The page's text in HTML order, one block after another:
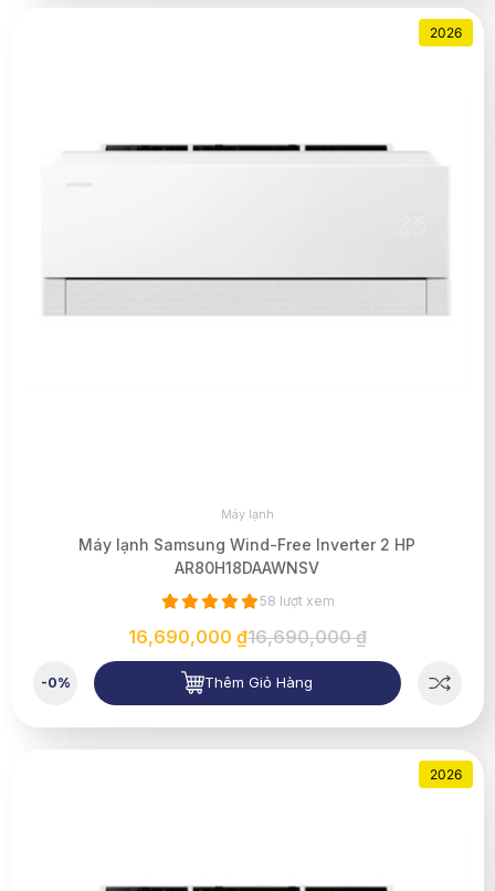
2026
Máy lạnh
Máy lạnh Samsung Wind-Free Inverter 2 HP
AR80H18DAAWNSV
58 lượt xem
16,690,000 ₫16,690,000 ₫
-0% Thêm Giỏ Hàng
2026